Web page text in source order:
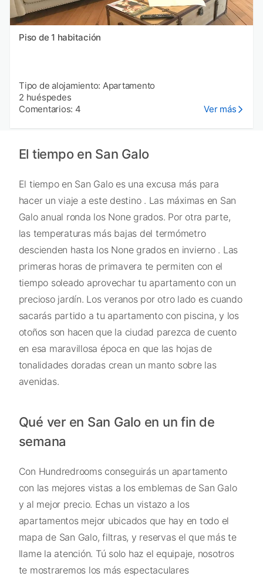
Piso de 1 habitación
Tipo de alojamiento: Apartamento
2 huéspedes
Comentarios: 4
Ver más
El tiempo en San Galo
El tiempo en San Galo es una excusa más para
hacer un viaje a este destino . Las máximas en San
Galo anual ronda los None grados. Por otra parte,
las temperaturas más bajas del termómetro
descienden hasta los None grados en invierno . Las
primeras horas de primavera te permiten con el
tiempo soleado aprovechar tu apartamento con un
precioso jardín. Los veranos por otro lado es cuando
sacarás partido a tu apartamento con piscina, y los
otoños son hacen que la ciudad parezca de cuento
en esa maravillosa época en que las hojas de
tonalidades doradas crean un manto sobre las
avenidas.
Qué ver en San Galo en un fin de
semana
Con Hundredrooms conseguirás un apartamento
con las mejores vistas a los emblemas de San Galo
y al mejor precio. Echas un vistazo a los
apartamentos mejor ubicados que hay en todo el
mapa de San Galo, filtras, y reservas el que más te
llame la atención. Tú solo haz el equipaje, nosotros
te mostraremos los más espectaculares